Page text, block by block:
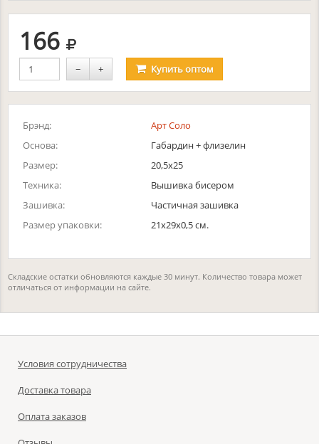
166 руб.
− + Купитьоптом
Брэнд:
Арт Соло
Основа:
Габардин + флизелин
Размер:
20,5х25
Техника:
Вышивка бисером
Зашивка:
Частичная зашивка
Размер упаковки:
21x29x0,5 см.
Складские остатки обновляются каждые 30 минут. Количество товара может
отличаться от информации на сайте.
Условия сотрудничества
Доставка товара
Оплата заказов